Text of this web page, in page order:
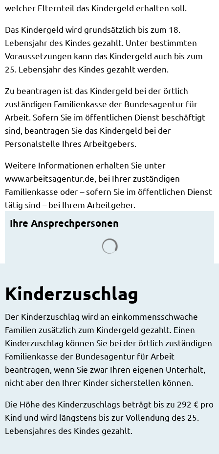
welcher Elternteil das Kindergeld erhalten soll.
Das Kindergeld wird grundsätzlich bis zum 18.
Lebensjahr des Kindes gezahlt. Unter bestimmten
Voraussetzungen kann das Kindergeld auch bis zum
25. Lebensjahr des Kindes gezahlt werden.
Zu beantragen ist das Kindergeld bei der örtlich
zuständigen Familienkasse der Bundesagentur für
Arbeit. Sofern Sie im öffentlichen Dienst beschäftigt
sind, beantragen Sie das Kindergeld bei der
Personalstelle Ihres Arbeitgebers.
Weitere Informationen erhalten Sie unter
www.arbeitsagentur.de, bei Ihrer zuständigen
Familienkasse oder – sofern Sie im öffentlichen Dienst
tätig sind – bei Ihrem Arbeitgeber.
Ihre Ansprechpersonen
Kinderzuschlag
Der Kinderzuschlag wird an einkommensschwache
Familien zusätzlich zum Kindergeld gezahlt. Einen
Kinderzuschlag können Sie bei der örtlich zuständigen
Familienkasse der Bundesagentur für Arbeit
beantragen, wenn Sie zwar Ihren eigenen Unterhalt,
nicht aber den Ihrer Kinder sicherstellen können.
Die Höhe des Kinderzuschlags beträgt bis zu 292 € pro
Kind und wird längstens bis zur Vollendung des 25.
Lebensjahres des Kindes gezahlt.